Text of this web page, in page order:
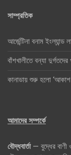
সাম্প্রতিক
আর্জেন্টিনা বনাম
বাঁশখালীতে বন্যা দুর্গতদের
কানাডায় শুরু হলো ‘আকাশ
আমাদের সম্পর্কে
বৌদ্ধবার্তা— বুদ্ধের বাণী